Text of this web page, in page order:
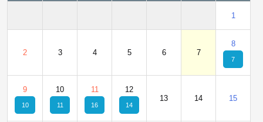
1
2 3 4 5 6 7
8
7
9
10
10
11
11
16
12
14
13 14 15